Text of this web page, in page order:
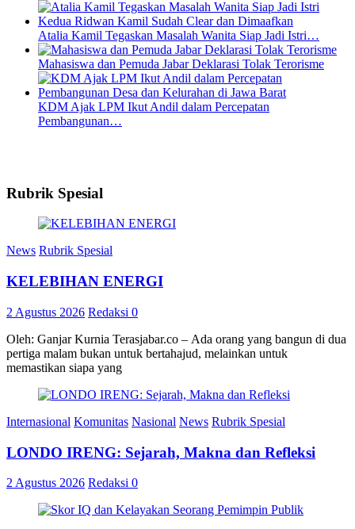
Atalia Kamil Tegaskan Masalah Wanita Siap Jadi Istri…
Mahasiswa dan Pemuda Jabar Deklarasi Tolak Terorisme
KDM Ajak LPM Ikut Andil dalam Percepatan
Pembangunan…
Rubrik Spesial
News Rubrik Spesial
KELEBIHAN ENERGI
2 Agustus 2026 Redaksi 0
Oleh: Ganjar Kurnia Terasjabar.co – Ada orang yang bangun di dua
pertiga malam bukan untuk bertahajud, melainkan untuk
memastikan siapa yang
Internasional Komunitas Nasional News Rubrik Spesial
LONDO IRENG: Sejarah, Makna dan Refleksi
2 Agustus 2026 Redaksi 0